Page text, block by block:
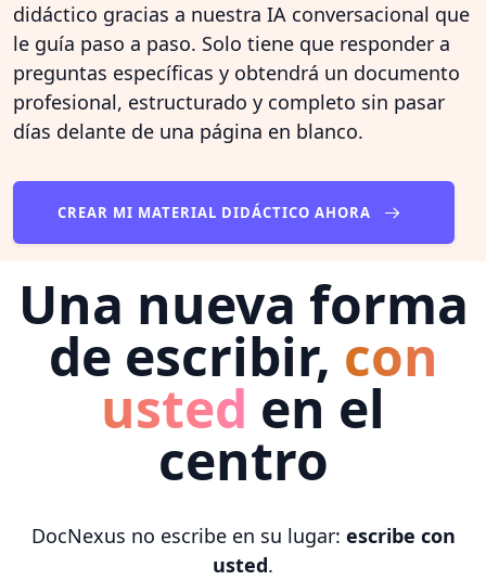
didáctico gracias a nuestra IA conversacional que
le guía paso a paso. Solo tiene que responder a
preguntas específicas y obtendrá un documento
profesional, estructurado y completo sin pasar
días delante de una página en blanco.
CREAR MI MATERIAL DIDÁCTICO AHORA
Una nueva forma
de escribir, con
usted en el
centro
DocNexus no escribe en su lugar: escribe con
usted.